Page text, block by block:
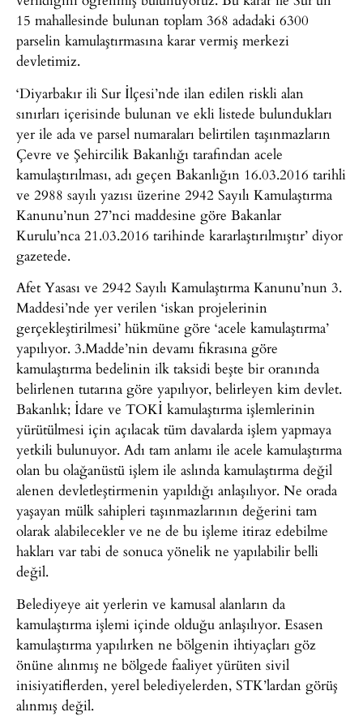
15 mahallesinde bulunan toplam 368 adadaki 6300
parselin kamulaştırmasına karar vermiş merkezi
devletimiz.
‘Diyarbakır ili Sur İlçesi’nde ilan edilen riskli alan
sınırları içerisinde bulunan ve ekli listede bulundukları
yer ile ada ve parsel numaraları belirtilen taşınmazların
Çevre ve Şehircilik Bakanlığı tarafından acele
kamulaştırılması, adı geçen Bakanlığın 16.03.2016 tarihli
ve 2988 sayılı yazısı üzerine 2942 Sayılı Kamulaştırma
Kanunu’nun 27’nci maddesine göre Bakanlar
Kurulu’nca 21.03.2016 tarihinde kararlaştırılmıştır’ diyor
gazetede.
Afet Yasası ve 2942 Sayılı Kamulaştırma Kanunu’nun 3.
Maddesi’nde yer verilen ‘iskan projelerinin
gerçekleştirilmesi’ hükmüne göre ‘acele kamulaştırma’
yapılıyor. 3.Madde’nin devamı fıkrasına göre
kamulaştırma bedelinin ilk taksidi beşte bir oranında
belirlenen tutarına göre yapılıyor, belirleyen kim devlet.
Bakanlık; İdare ve TOKİ kamulaştırma işlemlerinin
yürütülmesi için açılacak tüm davalarda işlem yapmaya
yetkili bulunuyor. Adı tam anlamı ile acele kamulaştırma
olan bu olağanüstü işlem ile aslında kamulaştırma değil
alenen devletleştirmenin yapıldığı anlaşılıyor. Ne orada
yaşayan mülk sahipleri taşınmazlarının değerini tam
olarak alabilecekler ve ne de bu işleme itiraz edebilme
hakları var tabi de sonuca yönelik ne yapılabilir belli
değil.
Belediyeye ait yerlerin ve kamusal alanların da
kamulaştırma işlemi içinde olduğu anlaşılıyor. Esasen
kamulaştırma yapılırken ne bölgenin ihtiyaçları göz
önüne alınmış ne bölgede faaliyet yürüten sivil
inisiyatiflerden, yerel belediyelerden, STK’lardan görüş
alınmış değil.